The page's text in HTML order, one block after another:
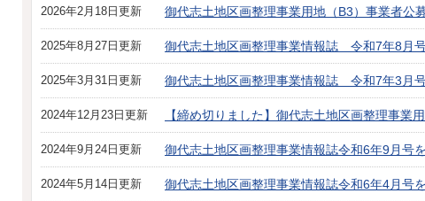
2026年2月18日更新 御代志土地区画整理事業用地（B3）事業者公
2025年8月27日更新 御代志土地区画整理事業情報誌 令和7年8月
2025年3月31日更新 御代志土地区画整理事業情報誌 令和7年3月
2024年12月23日更新 【締め切りました】御代志土地区画整理事業
2024年9月24日更新 御代志土地区画整理事業情報誌令和6年9月号
2024年5月14日更新 御代志土地区画整理事業情報誌令和6年4月号